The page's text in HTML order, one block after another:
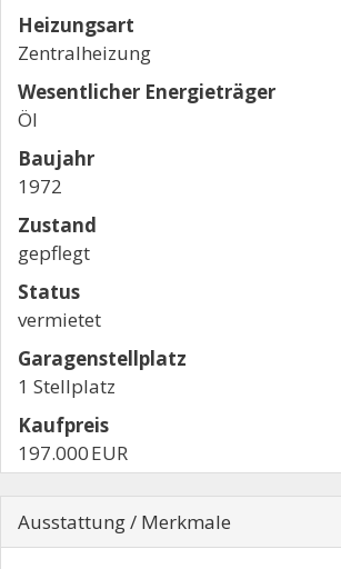
Heizungsart
Zentralheizung
Wesentlicher Energieträger
Öl
Baujahr
1972
Zustand
gepflegt
Status
vermietet
Garagen­stellplatz
1 Stellplatz
Kaufpreis
197.000 EUR
Ausstattung / Merkmale